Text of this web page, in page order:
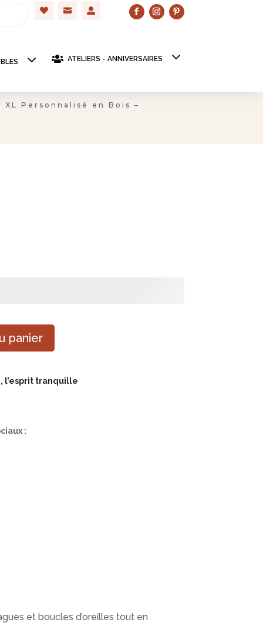
  
 ATELIERS - ANNIVERSAIRES
Personnalisé en Bois –
panier
l’esprit tranquille
:
et boucles d’oreilles tout en